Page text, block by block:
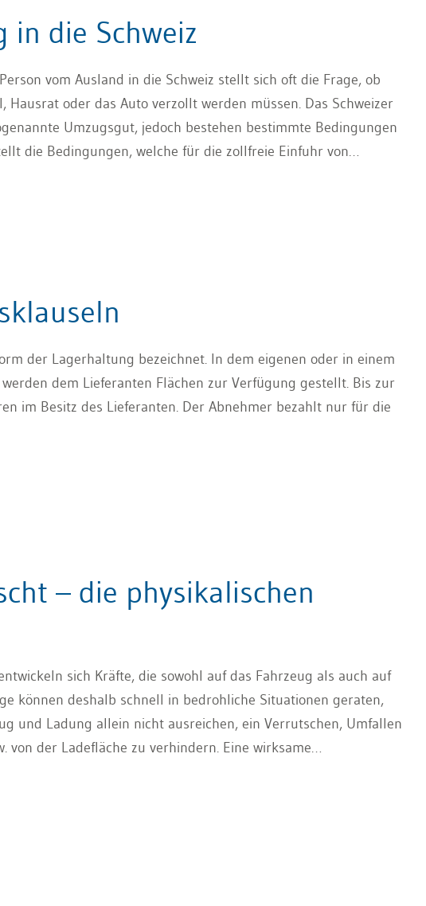
in die Schweiz
vom Ausland in die Schweiz stellt sich oft die Frage, ob
oder das Auto verzollt werden müssen. Das Schweizer
Umzugsgut, jedoch bestehen bestimmte Bedingungen
die Bedingungen, welche für die zollfreie Einfuhr von
der Lagerhaltung bezeichnet. In dem eigenen oder in einem
dem Lieferanten Flächen zur Verfügung gestellt. Bis zur
im Besitz des Lieferanten. Der Abnehmer bezahlt nur für die
– die physikalischen
sich Kräfte, die sowohl auf das Fahrzeug als auch auf
können deshalb schnell in bedrohliche Situationen geraten,
und Ladung allein nicht ausreichen, ein Verrutschen, Umfallen
der Ladefläche zu verhindern. Eine wirksame